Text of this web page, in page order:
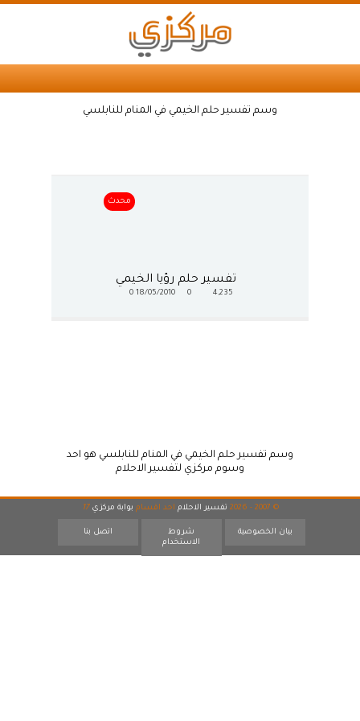
وسم تفسير حلم الخيمي في المنام للنابلسي
محدث
تفسير حلم رؤيا الخيمي
4,235
0
18/05/2010
0
وسم تفسير حلم الخيمي في المنام للنابلسي هو احد
وسوم مركزي لتفسير الاحلام
© 2007 - 2026 تفسير الاحلام احد اقسام بوابة مركزي 17
بيان الخصوصية
شروط
الاستخدام
اتصل بنا